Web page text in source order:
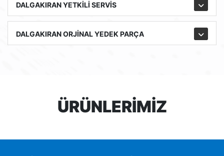
DALGAKIRAN YETKİLİ SERVİS
DALGAKIRAN ORJİNAL YEDEK PARÇA
ÜRÜNLERİMİZ